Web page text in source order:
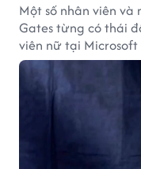
Một số nhân viên
Gates từng có thái
viên nữ tại Microsoft